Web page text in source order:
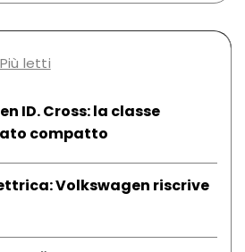
Più letti
ID. Cross: la classe
compatto
Volkswagen riscrive